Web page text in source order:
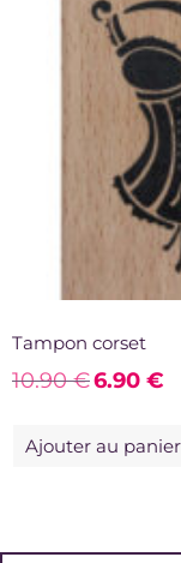
Tampon corset
10.90€6.90 €
Ajouter au panier